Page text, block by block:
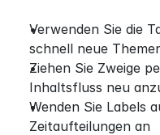
Verwenden Sie die
schnell neue
Ziehen Sie Zweige
Inhaltsfluss neu
Wenden Sie Labels
Zeitaufteilungen an